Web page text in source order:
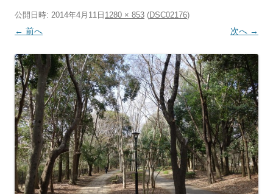
公開日時: 2014年4月11日 1280 × 853 (DSC02176)
← 前へ 次へ →